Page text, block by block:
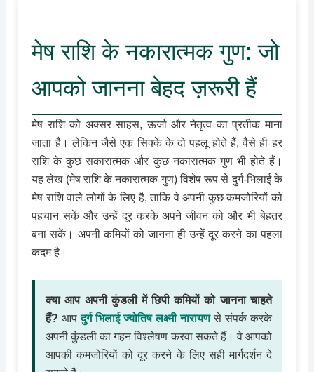
मेष राशि के नकारात्मक गुण: जो
आपको जानना बेहद ज़रूरी हैं
मेष राशि को अक्सर साहस, ऊर्जा और नेतृत्व का प्रतीक माना
जाता है। लेकिन जैसे एक सिक्के के दो पहलू होते हैं, वैसे ही हर
राशि के कुछ सकारात्मक और कुछ नकारात्मक गुण भी होते हैं।
यह लेख (मेष राशि के नकारात्मक गुण) विशेष रूप से दुर्ग-भिलाई के
मेष राशि वाले लोगों के लिए है, ताकि वे अपनी कुछ कमजोरियों को
पहचान सकें और उन्हें दूर करके अपने जीवन को और भी बेहतर
बना सकें। अपनी कमियों को जानना ही उन्हें दूर करने का पहला
कदम है।
क्या आप अपनी कुंडली में छिपी कमियों को जानना चाहते
हैं? आपदुर्ग भिलाई ज्योतिष लक्ष्मी नारायणसे संपर्क करके
अपनी कुंडली का गहन विश्लेषण करवा सकते हैं। वे आपको
आपकी कमजोरियों को दूर करने के लिए सही मार्गदर्शन दे